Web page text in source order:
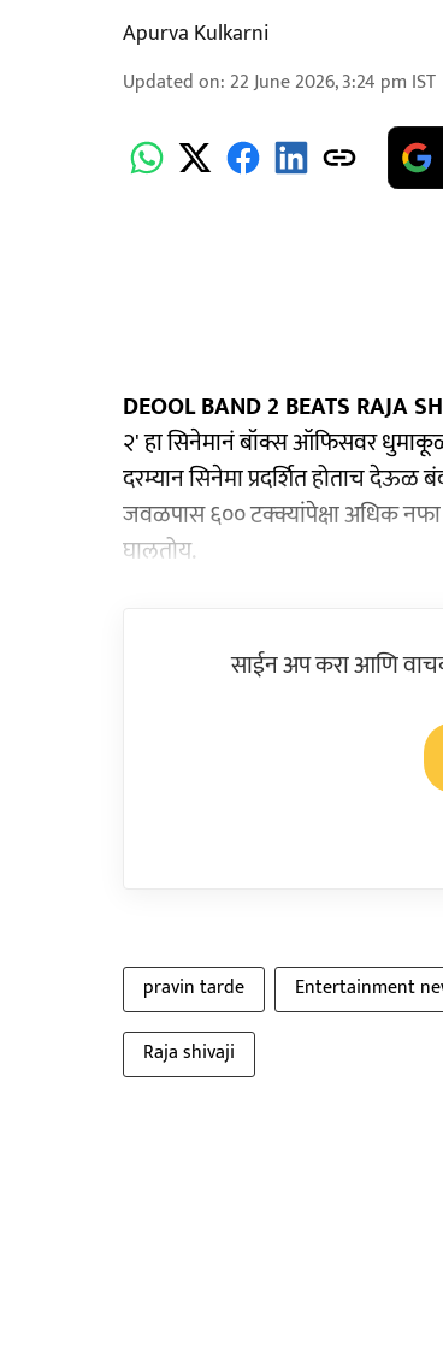
Apurva Kulkarni
Updated on: 22 June 2026, 3:24 pm IST
DEOOL BAND 2 BEATS RAJA
२' हा सिनेमानं बॉक्स ऑफिसवर
दरम्यान सिनेमा प्रदर्शित होताच
जवळपास ६०० टक्क्यांपेक्षा अधिक
घालतोय.
साईन अप करा आणि
pravin tarde Entertainment
Raja shivaji